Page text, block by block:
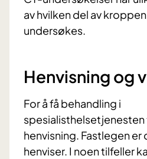
av hvilken del av
undersøkes.
Henvisning og
For å få behandling i
spesialisthelsetjenesten
henvisning. Fastlegen
henviser. I noen tilfeller